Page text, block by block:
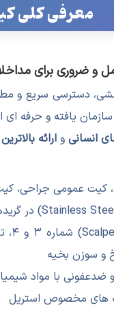
معرفی کلی
و ضروری برای
دسترسی سریع
یافته و حرفه ای
انسانی و ارائه
کیت عمومی جراحی،
و سوزن بخیه
ضدعفونی با مواد
های مخصوص استریل